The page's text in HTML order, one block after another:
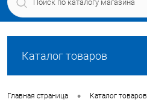
Каталог товаров
Главная страница • Каталог товаров